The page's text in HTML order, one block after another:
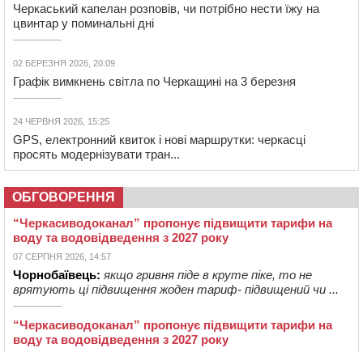
Черкаський капелан розповів, чи потрібно нести їжу на
цвинтар у поминальні дні
02 БЕРЕЗНЯ 2026, 20:09
Графік вимкнень світла по Черкащині на 3 березня
24 ЧЕРВНЯ 2026, 15:25
GPS, електронний квиток і нові маршрутки: черкасці
просять модернізувати тран...
ОБГОВОРЕННЯ
“Черкасиводоканал” пропонує підвищити тарифи на
воду та водовідведення з 2027 року
07 СЕРПНЯ 2026, 14:57
Чорнобаївець: якщо гривня піде в круте піке, то не
врятують ці підвищення жоден тариф- підвищений чи ...
“Черкасиводоканал” пропонує підвищити тарифи на
воду та водовідведення з 2027 року